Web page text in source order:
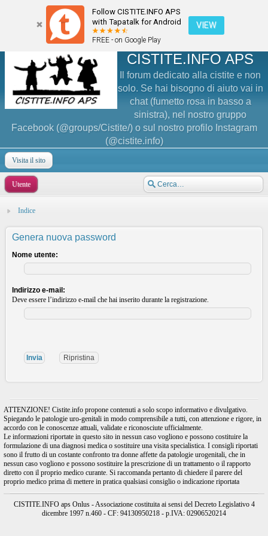
Follow CISTITE.INFO APS
with Tapatalk for Android
FREE - on Google Play
VIEW
CISTITE.INFO APS
Il forum dedicato alla cistite e non
solo. Se hai bisogno di aiuto vai in
chat (fumetto rosa in basso a
sinistra), nel nostro gruppo
Facebook (@groups/Cistite/) o sul nostro profilo Instagram
(@cistite.info)
Visita il sito
Utente
Indice
Genera nuova password
Nome utente:
Indirizzo e-mail:
Deve essere l’indirizzo e-mail che hai inserito durante la registrazione.
ATTENZIONE! Cistite.info propone contenuti a solo scopo informativo e divulgativo.
Spiegando le patologie uro-genitali in modo comprensibile a tutti, con attenzione e rigore, in
accordo con le conoscenze attuali, validate e riconosciute ufficialmente.
Le informazioni riportate in questo sito in nessun caso vogliono e possono costituire la
formulazione di una diagnosi medica o sostituire una visita specialistica. I consigli riportati
sono il frutto di un costante confronto tra donne affette da patologie urogenitali, che in
nessun caso vogliono e possono sostituire la prescrizione di un trattamento o il rapporto
diretto con il proprio medico curante. Si raccomanda pertanto di chiedere il parere del
proprio medico prima di mettere in pratica qualsiasi consiglio o indicazione riportata
CISTITE.INFO aps Onlus - Associazione costituita ai sensi del Decreto Legislativo 4
dicembre 1997 n.460 - CF: 94130950218 - p.IVA: 02906520214